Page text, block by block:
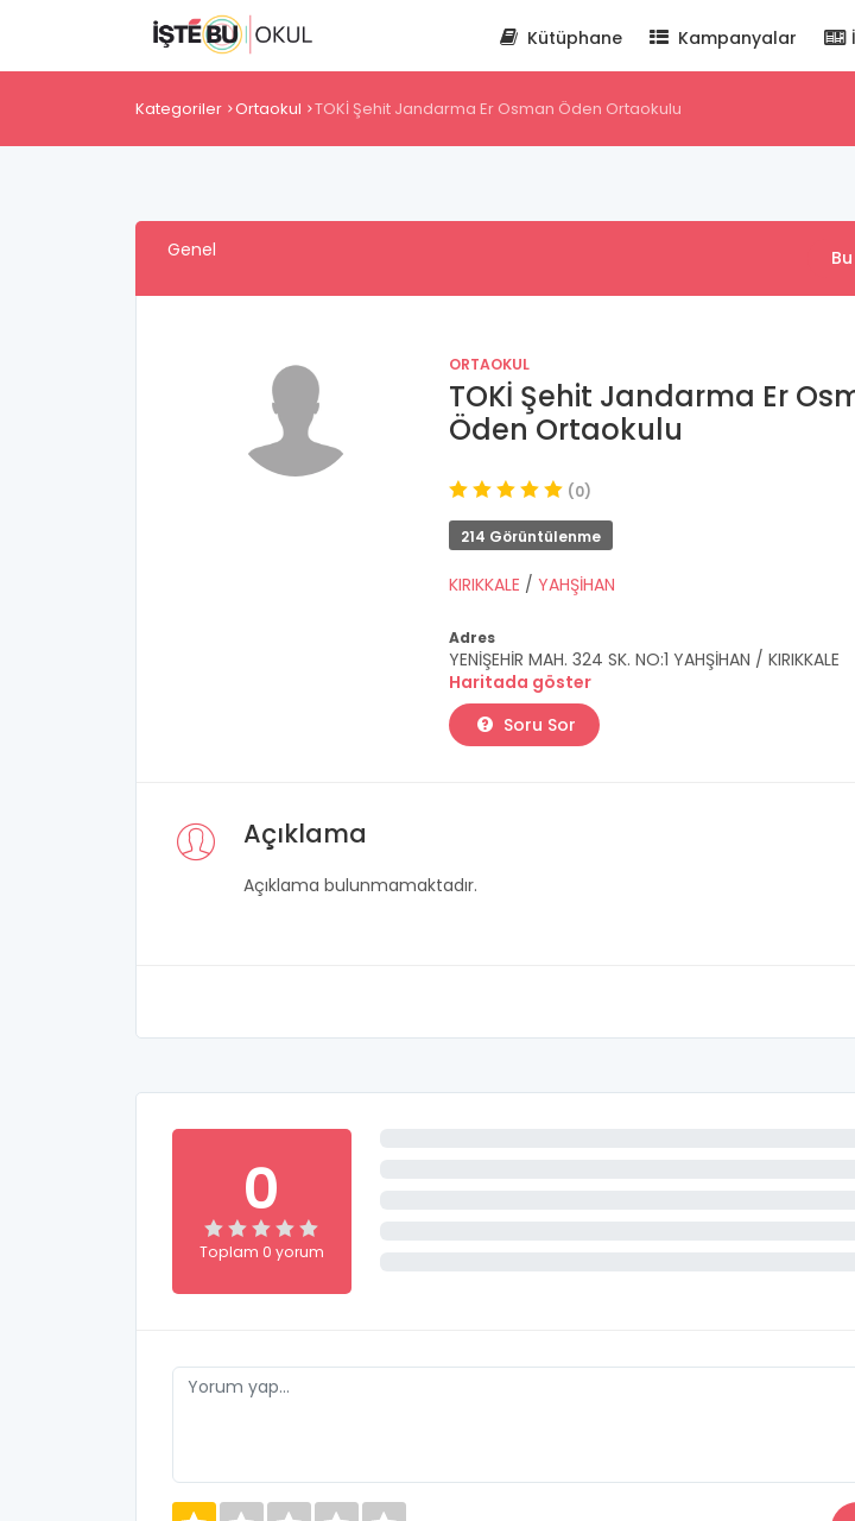
Kütüphane Kampanyalar
Kategoriler Ortaokul TOKİ Şehit Jandarma Er Osman Öden Ortaokulu
Genel
ORTAOKUL
TOKİ Şehit Jandarma Er
Öden Ortaokulu
(0)
214 Görüntülenme
KIRIKKALE / YAHŞİHAN
Adres
YENİŞEHİR MAH. 324 SK. NO:1 YAHŞİHAN / KIRIKKALE
Haritada göster
Soru Sor
Açıklama
Açıklama bulunmamaktadır.
0
Toplam 0 yorum